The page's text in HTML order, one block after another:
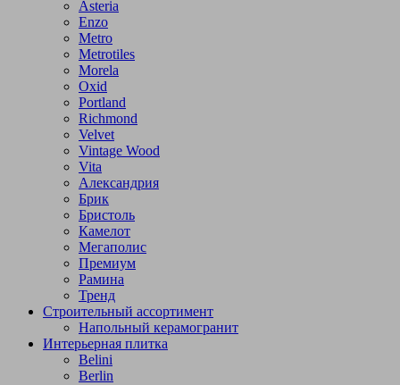
Asteria
Enzo
Metro
Metrotiles
Morela
Oxid
Portland
Richmond
Velvet
Vintage Wood
Vita
Александрия
Брик
Бристоль
Камелот
Мегаполис
Премиум
Рамина
Тренд
Строительный ассортимент
Напольный керамогранит
Интерьерная плитка
Belini
Berlin